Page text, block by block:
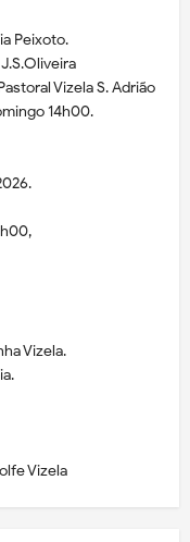
Peixoto.
Vizela S. Adrião
14h00.
Vizela.
Vizela